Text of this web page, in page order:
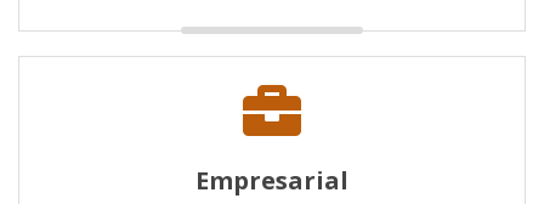
Empresarial